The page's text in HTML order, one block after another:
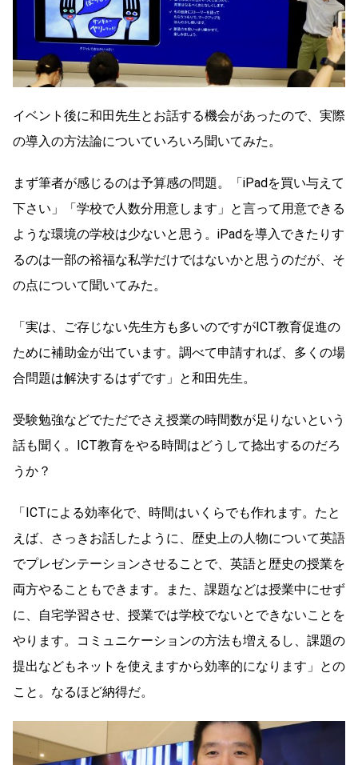
イベント後に和田先生とお話する機会があったので、実際
の導入の方法論についていろいろ聞いてみた。
まず筆者が感じるのは予算感の問題。「iPadを買い与えて
下さい」「学校で人数分用意します」と言って用意できる
ような環境の学校は少ないと思う。iPadを導入できたりす
るのは一部の裕福な私学だけではないかと思うのだが、そ
の点について聞いてみた。
「実は、ご存じない先生方も多いのですがICT教育促進の
ために補助金が出ています。調べて申請すれば、多くの場
合問題は解決するはずです」と和田先生。
受験勉強などでただでさえ授業の時間数が足りないという
話も聞く。ICT教育をやる時間はどうして捻出するのだろ
うか？
「ICTによる効率化で、時間はいくらでも作れます。たと
えば、さっきお話したように、歴史上の人物について英語
でプレゼンテーションさせることで、英語と歴史の授業を
両方やることもできます。また、課題などは授業中にせず
に、自宅学習させ、授業では学校でないとできないことを
やります。コミュニケーションの方法も増えるし、課題の
提出などもネットを使えますから効率的になります」との
こと。なるほど納得だ。